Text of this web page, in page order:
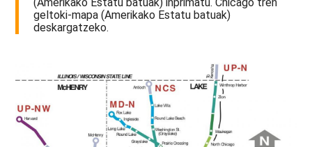
geltoki-mapa (Amerikako Estatu batuak)
deskargatzeko.